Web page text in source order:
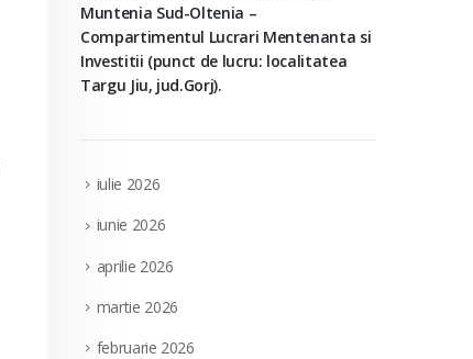
Muntenia Sud-Oltenia –
Compartimentul Lucrari Mentenanta si
Investitii (punct de lucru: localitatea
Targu Jiu, jud.Gorj).
iulie 2026
iunie 2026
aprilie 2026
martie 2026
februarie 2026